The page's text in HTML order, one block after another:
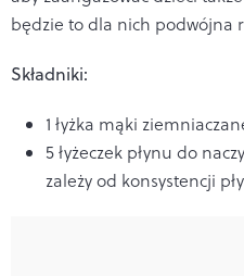
będzie to dla nich podwójna
Składniki:
1 łyżka mąki
5 łyżeczek płynu do
zależy od konsystencji